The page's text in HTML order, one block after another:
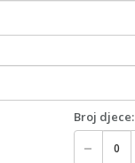
Broj djece: